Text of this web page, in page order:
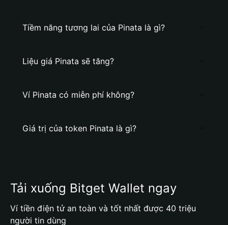
Tiềm năng tương lai của Pinata là gì?
Liệu giá Pinata sẽ tăng?
Ví Pinata có miễn phí không?
Giá trị của token Pinata là gì?
Tải xuống Bitget Wallet ngay
Ví tiền điện tử an toàn và tốt nhất được 40 triệu
người tin dùng